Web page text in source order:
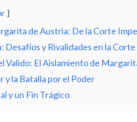
de Austria: De la Corte
Desafíos y Rivalidades en la Corte
Valido: El Aislamiento de
y la Batalla por el Poder
y un Fin Trágico